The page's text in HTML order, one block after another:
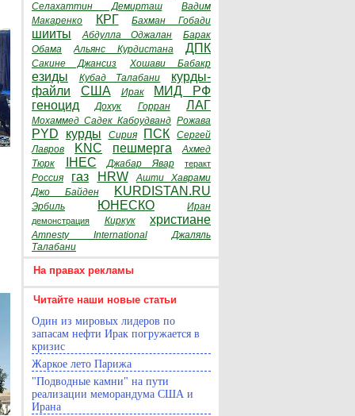
Селахаттин Демирташ
Вадим
Макаренко
КРГ Бахман Гобади
шииты Абдулла Оджалан
Барак
Обама
Альянс Курдистана ДПК
Сакине Джансиз Хошави Бабакр
езиды Кубад Талабани
курды-
файли
США Ирак
МИД РФ
геноцид
Дохук Горран ЛАГ
Мохаммед Садек Кабоудванд Рожава
PYD курды Сирия ПСК
Сергей
Лавров
KNC пешмерга
Ахмед
Тюрк
IHEC Джабар Явар теракт
Россия газ HRW
Ашти Хаврами
Джо Байден
KURDISTAN.RU
Эрбиль ЮНЕСКО Иран
демонстрация Киркук христиане
Amnesty International
Джаляль
Талабани
На правах рекламы
Читайте наши новые статьи
Один из мировых лидеров по
запасам нефти Ирак погружается в
кризис
Жаркое лето Парижа
"Подводные камни" на пути
реализации меморандума США и
Ирана